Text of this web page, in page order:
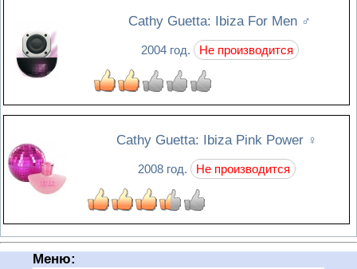
Cathy Guetta: Ibiza For Men ♂
2004 год. Не производится
Cathy Guetta: Ibiza Pink Power ♀
2008 год. Не производится
Меню: